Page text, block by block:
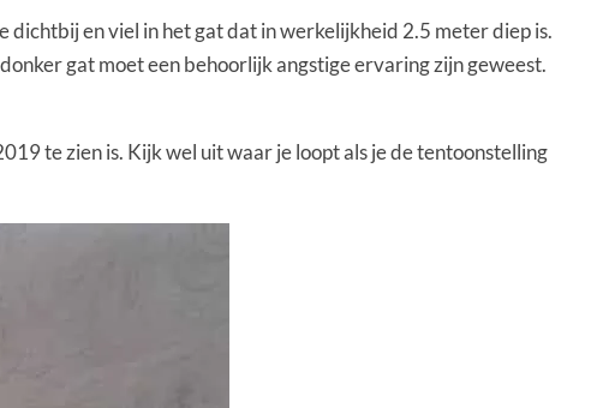
en viel in het gat dat in werkelijkheid 2.5 meter diep is.
gat moet een behoorlijk angstige ervaring zijn geweest.
te zien is. Kijk wel uit waar je loopt als je de tentoonstelling